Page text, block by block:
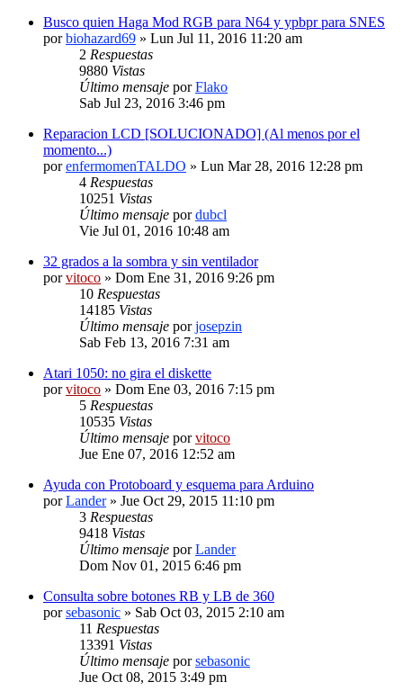
Busco quien Haga Mod RGB para N64 y ypbpr para SNES
porbiohazard69 » Lun Jul 11, 2016 11:20 am
2 Respuestas
9880 Vistas
Último mensaje porFlako
Sab Jul 23, 2016 3:46 pm
Reparacion LCD [SOLUCIONADO] (Al menos por el
momento...)
porenfermomenTALDO » Lun Mar 28, 2016 12:28 pm
4 Respuestas
10251 Vistas
Último mensaje pordubcl
Vie Jul 01, 2016 10:48 am
32 grados a la sombra y sin ventilador
porvitoco » Dom Ene 31, 2016 9:26 pm
10 Respuestas
14185 Vistas
Último mensaje porjosepzin
Sab Feb 13, 2016 7:31 am
Atari 1050: no gira el diskette
porvitoco » Dom Ene 03, 2016 7:15 pm
5 Respuestas
10535 Vistas
Último mensaje porvitoco
Jue Ene 07, 2016 12:52 am
Ayuda con Protoboard y esquema para Arduino
porLander» Jue Oct 29, 2015 11:10 pm
3 Respuestas
9418 Vistas
Último mensaje porLander
Dom Nov 01, 2015 6:46 pm
Consulta sobre botones RB y LB de 360
porsebasonic » Sab Oct 03, 2015 2:10 am
11 Respuestas
13391 Vistas
Último mensaje porsebasonic
Jue Oct 08, 2015 3:49 pm